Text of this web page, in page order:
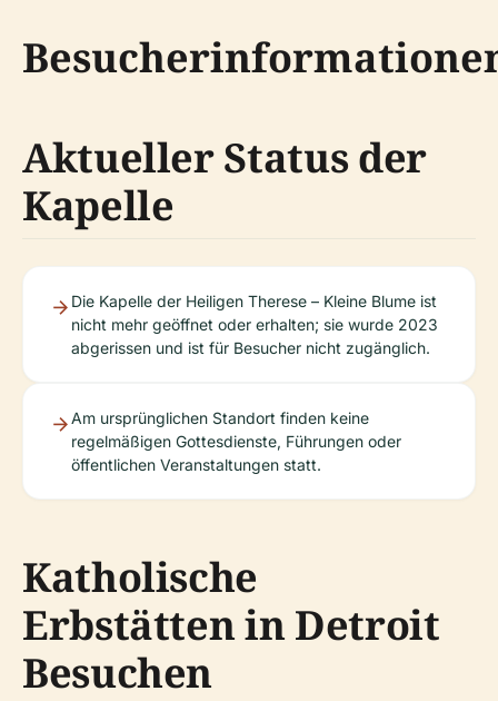
Aktueller Status der
Kapelle
Die Kapelle der Heiligen Therese – Kleine Blume ist
nicht mehr geöffnet oder erhalten; sie wurde 2023
abgerissen und ist für Besucher nicht zugänglich.
Am ursprünglichen Standort finden keine
regelmäßigen Gottesdienste, Führungen oder
öffentlichen Veranstaltungen statt.
Katholische
Erbstätten in Detroit
Besuchen